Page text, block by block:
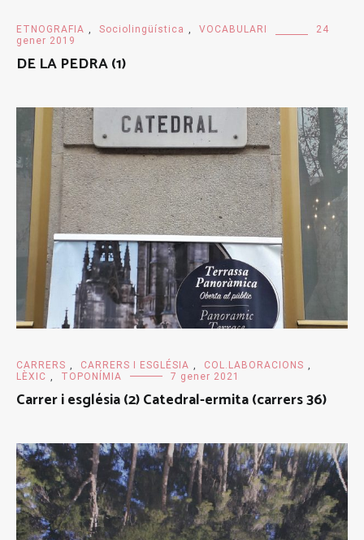
ETNOGRAFIA , Sociolingüística , VOCABULARI
24
gener 2019
DE LA PEDRA (1)
CARRERS , CARRERS I ESGLÉSIA , COL.LABORACIONS ,
LÈXIC , TOPONÍMIA 7 gener 2021
Carrer i església (2) Catedral-ermita (carrers 36)